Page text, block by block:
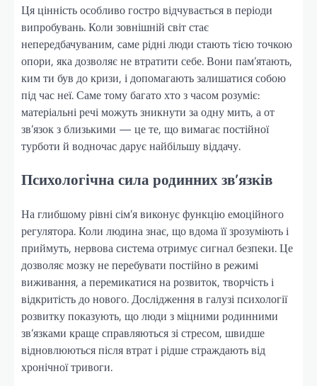
Ця цінність особливо гостро відчувається в періоди
випробувань. Коли зовнішній світ стає
непередбачуваним, саме рідні люди стають тією точкою
опори, яка дозволяє не втратити себе. Вони пам’ятають,
ким ти був до кризи, і допомагають залишатися собою
під час неї. Саме тому багато хто з часом розуміє:
матеріальні речі можуть зникнути за одну мить, а от
зв’язок з близькими — це те, що вимагає постійної
турботи й водночас дарує найбільшу віддачу.
Психологічна сила родинних зв’язків
На глибшому рівні сім’я виконує функцію емоційного
регулятора. Коли людина знає, що вдома її зрозуміють і
приймуть, нервова система отримує сигнал безпеки. Це
дозволяє мозку не перебувати постійно в режимі
виживання, а перемикатися на розвиток, творчість і
відкритість до нового. Дослідження в галузі психології
розвитку показують, що люди з міцними родинними
зв’язками краще справляються зі стресом, швидше
відновлюються після втрат і рідше страждають від
хронічної тривоги.